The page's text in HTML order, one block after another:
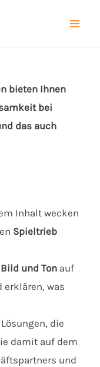
bieten Ihnen
bei
das auch
Inhalt wecken
Spieltrieb
Bild und Ton auf
erklären, was
die
damit auf dem
und